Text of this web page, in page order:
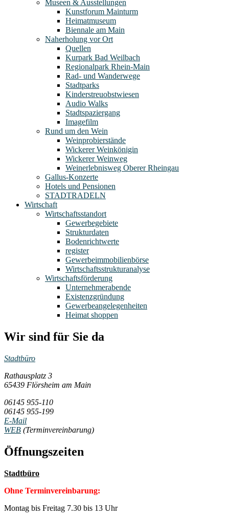
Museen & Ausstellungen
Kunstforum Mainturm
Heimatmuseum
Biennale am Main
Naherholung vor Ort
Quellen
Kurpark Bad Weilbach
Regionalpark Rhein-Main
Rad- und Wanderwege
Stadtparks
Kinderstreuobstwiesen
Audio Walks
Stadtspaziergang
Imagefilm
Rund um den Wein
Weinprobierstände
Wickerer Weinkönigin
Wickerer Weinweg
Weinerlebnisweg Oberer Rheingau
Gallus-Konzerte
Hotels und Pensionen
STADTRADELN
Wirtschaft
Wirtschaftsstandort
Gewerbegebiete
Strukturdaten
Bodenrichtwerte
register
Gewerbeimmobilienbörse
Wirtschaftsstrukturanalyse
Wirtschaftsförderung
Unternehmerabende
Existenzgründung
Gewerbeangelegenheiten
Heimat shoppen
Wir sind für Sie da
Stadtbüro
Rathausplatz 3
65439 Flörsheim am Main
06145 955-110
06145 955-199
E-Mail
WEB (Terminvereinbarung)
Öffnungszeiten
Stadtbüro
Ohne Terminvereinbarung:
Montag bis Freitag 7.30 bis 13 Uhr